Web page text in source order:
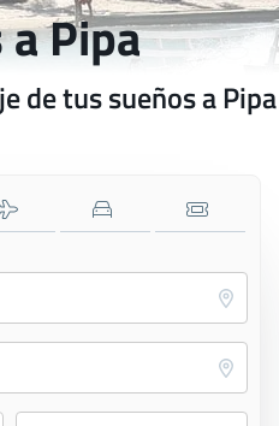
Pipa
de tus sueños a Pipa